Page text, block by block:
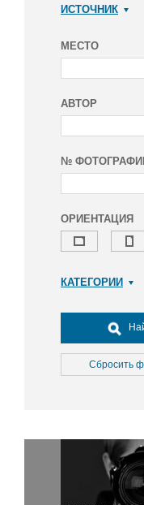
ИСТОЧНИК
МЕСТО
АВТОР
№
ОРИЕНТАЦИЯ
КАТЕГОРИИ
Досуг, туризм
Культура
Медицина
Окружающая
Политика
Правосудие
Сбросить